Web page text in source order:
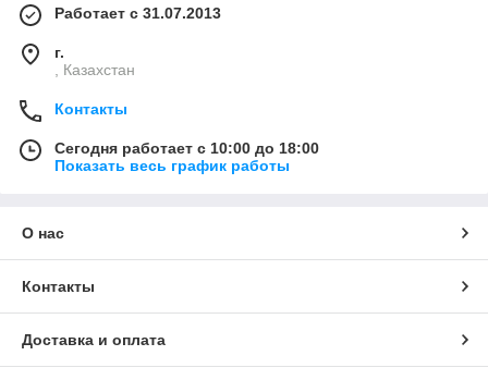
Работает с 31.07.2013
г.
, Казахстан
Контакты
Сегодня работает с 10:00 до 18:00
Показать весь график работы
О нас
Контакты
Доставка и оплата